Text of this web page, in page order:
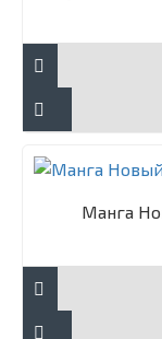
Манга